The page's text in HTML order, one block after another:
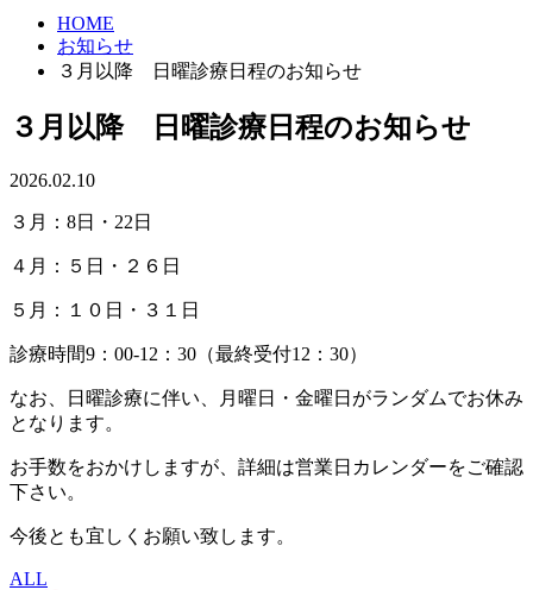
HOME
お知らせ
３月以降 日曜診療日程のお知らせ
３月以降 日曜診療日程のお知らせ
2026.02.10
３月：8日・22日
４月：５日・２６日
５月：１０日・３１日
診療時間9：00-12：30（最終受付12：30）
なお、日曜診療に伴い、月曜日・金曜日がランダムでお休み
となります。
お手数をおかけしますが、詳細は営業日カレンダーをご確認
下さい。
今後とも宜しくお願い致します。
ALL